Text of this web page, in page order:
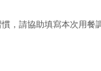
，請協助填寫本次用餐